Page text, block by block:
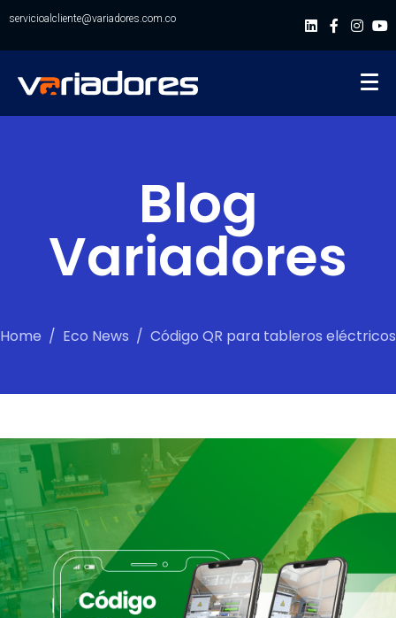
servicioalcliente@variadores.com.co
Blog
Variadores
Home Eco News Código QR para tableros eléctricos